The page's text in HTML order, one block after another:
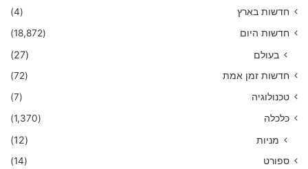
חדשות בארץ
(4)
חדשות היום
(18,872)
בעולם (27)
חדשות זמן אמת
(72)
טכנולוגיה
(7)
כלכלה
(1,370)
מניות (12)
ספורט
(14)